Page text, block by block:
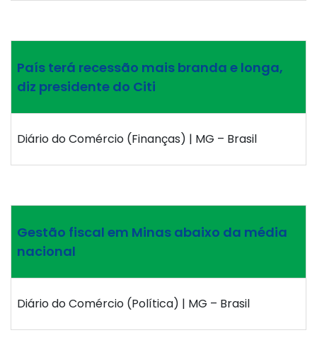
País terá recessão mais branda e longa,
diz presidente do Citi
Diário do Comércio (Finanças) | MG – Brasil
Gestão fiscal em Minas abaixo da média
nacional
Diário do Comércio (Política) | MG – Brasil